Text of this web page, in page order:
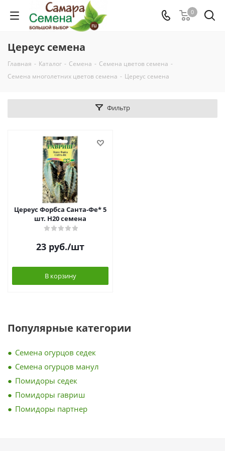
0
Цереус семена
Главная - Каталог - Семена - Семена цветов семена -
Семена многолетних цветов семена - Цереус семена
Фильтр
Цереус Форбса Санта-Фе* 5
шт. Н20 семена
23 руб./шт
В корзину
Популярные категории
Семена огурцов седек
Семена огурцов манул
Помидоры седек
Помидоры гавриш
Помидоры партнер